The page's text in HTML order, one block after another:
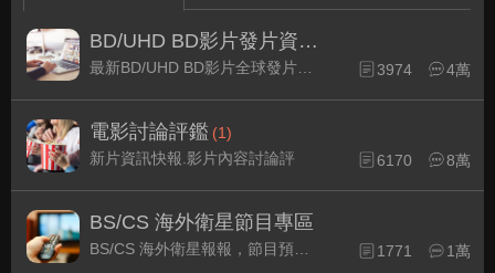
BD/UHD BD影片發片資訊
3974 4萬
電影討論評鑑 (1)
新片資訊快報.影片內容討論評
6170 8萬
BS/CS 海外衛星節目專區
1771 1萬